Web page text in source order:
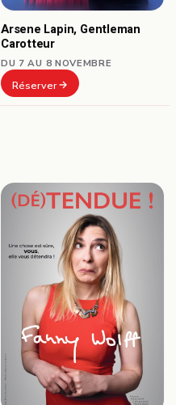
Arsene Lapin, Gentleman
Carotteur
DU 7 AU 8 NOVEMBRE
Réserver